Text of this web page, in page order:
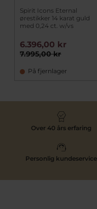
Spirit Icons Eternal
ørestikker 14 karat guld
med 0,24 ct. w/vs
7.995,00 kr
6.396,00 kr
På fjernlager
Over 40 års erfaring
Personlig kundeservice